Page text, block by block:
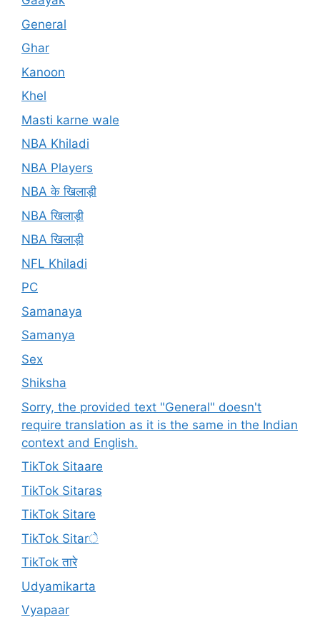
General
Ghar
Kanoon
Khel
Masti karne wale
NBA Khiladi
NBA Players
NBA के खिलाड़ी
NBA खिलाड़ी
NBA खिलाड़ी
NFL Khiladi
PC
Samanaya
Samanya
Sex
Shiksha
Sorry, the provided text "General" doesn't
require translation as it is the same in the Indian
context and English.
TikTok Sitaare
TikTok Sitaras
TikTok Sitare
TikTok Sitarे
TikTok तारे
Udyamikarta
Vyapaar